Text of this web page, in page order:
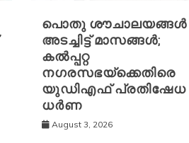
പൊതു ശൗചാലയങ്ങൾ
അടച്ചിട്ട് മാസങ്ങൾ;
കൽപ്പറ്റ
നഗരസഭയ്‌ക്കെതിരെ
യുഡിഎഫ് പ്രതിഷേധ
ധർണ
August 3, 2026